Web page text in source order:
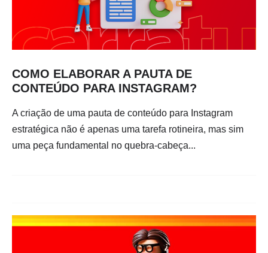
COMO ELABORAR A PAUTA DE
CONTEÚDO PARA INSTAGRAM?
A criação de uma pauta de conteúdo para Instagram
estratégica não é apenas uma tarefa rotineira, mas sim
uma peça fundamental no quebra-cabeça...